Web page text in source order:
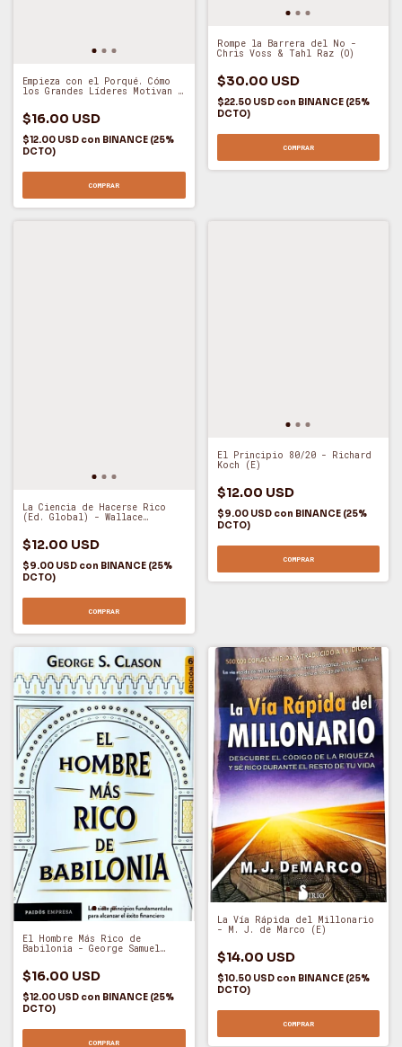
Empieza con el Porqué. Cómo
los Grandes Líderes Motivan a
$16.00 USD
$12.00 USD con BINANCE (25%
DCTO)
COMPRAR
Rompe la Barrera del No -
Chris Voss & Tahl Raz (O)
$30.00 USD
$22.50 USD con BINANCE (25%
DCTO)
COMPRAR
La Ciencia de Hacerse Rico
(Ed. Global) - Wallace
$12.00 USD
$9.00 USD con BINANCE (25%
DCTO)
COMPRAR
El Principio 80/20 - Richard
Koch (E)
$12.00 USD
$9.00 USD con BINANCE (25%
DCTO)
COMPRAR
El Hombre Más Rico de
Babilonia - George Samuel
$16.00 USD
$12.00 USD con BINANCE (25%
DCTO)
COMPRAR
La Vía Rápida del Millonario
- M. J. de Marco (E)
$14.00 USD
$10.50 USD con BINANCE (25%
DCTO)
COMPRAR